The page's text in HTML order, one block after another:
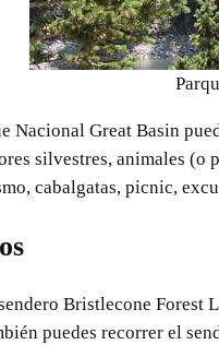
Nacional Great Basin
silvestres, animales (o
cabalgatas, picnic,
Bristlecone Forest
puedes recorrer el